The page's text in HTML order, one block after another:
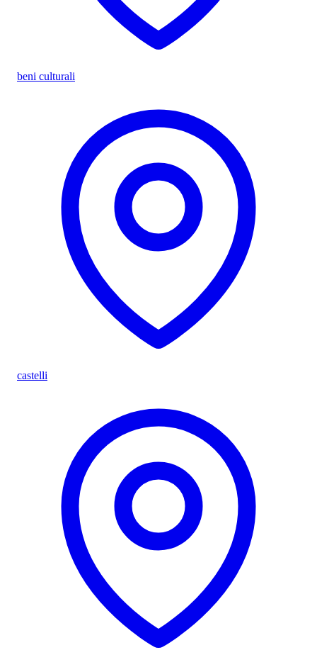
beni culturali
castelli